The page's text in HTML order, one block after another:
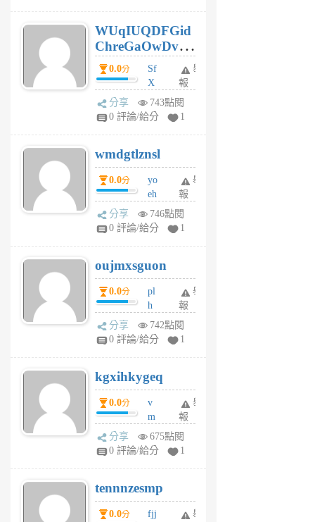
個
月
前
WUqIUQDFGid
ChreGaOwDv
dY0.0分
Sf
X
Pe
Jc
R
P
m
v
A
V
個
月
前
舉
報
分享
743點閱
0 評論/給分
1
wmdgtlznsl
0.0分
yo
eh
ld
gy
個
月
前
舉
報
分享
746點閱
0 評論/給分
1
oujmxsguon
0.0分
pl
h
wi
w
6
個
月
前
舉
報
分享
742點閱
0 評論/給分
1
kgxihkygeq
0.0分
v
m
sg
sr
6
個
月
舉
報
分享
675點閱
0 評論/給分
1
tennnzesmp
0.0分
fjj
舉